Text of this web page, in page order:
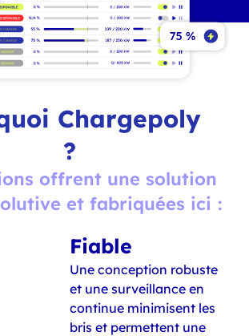
Chargepoly
?
offrent une solution
et fabriquées ici :
Fiable
Une conception robuste
et une surveillance en
continue minimisent les
bris et permettent une